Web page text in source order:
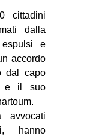
cittadini
dalla
e
accordo
dal capo
e il suo
avvocati
hanno